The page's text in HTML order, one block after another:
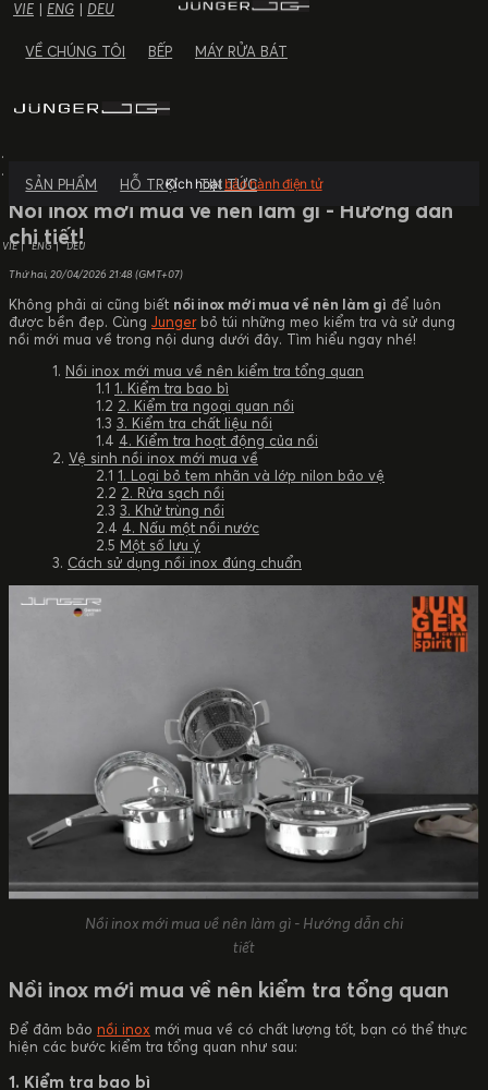
VỀ CHÚNG TÔI BẾP MÁY RỬA BÁT
SẢN PHẨM HỖ TRỢ TIN TỨC
VIE ENG DEU
Kích hoạt bảo hành điện tử
TIN TỨC
Nồi inox mới mua về nên làm gì - Hướng dẫn
chi tiết!
Thứ hai, 20/04/2026 21:48 (GMT+07)
Không phải ai cũng biết nồi inox mới mua về nên làm gì để luôn
được bền đẹp. Cùng Jungerbỏ túi những mẹo kiểm tra và sử dụng
nồi mới mua về trong nội dung dưới đây. Tìm hiểu ngay nhé!
Nồi inox mới mua về nên kiểm tra tổng quan
1. Kiểm tra bao bì
2. Kiểm tra ngoại quan nồi
3. Kiểm tra chất liệu nồi
4. Kiểm tra hoạt động của nồi
Vệ sinh nồi inox mới mua về
1. Loại bỏ tem nhãn và lớp nilon bảo vệ
2. Rửa sạch nồi
3. Khử trùng nồi
4. Nấu một nồi nước
Một số lưu ý
Cách sử dụng nồi inox đúng chuẩn
Nồi inox mới mua về nên làm gì - Hướng dẫn chi
tiết
Nồi inox mới mua về nên kiểm tra tổng quan
Để đảm bảo nồi inox mới mua về có chất lượng tốt, bạn có thể thực
hiện các bước kiểm tra tổng quan như sau:
1. Kiểm tra bao bì
VIE | ENG | DEU